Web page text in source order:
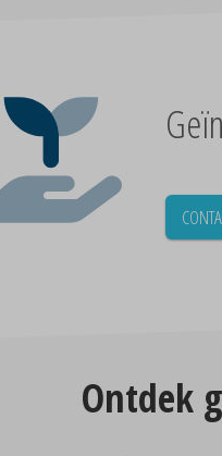
Ontdek